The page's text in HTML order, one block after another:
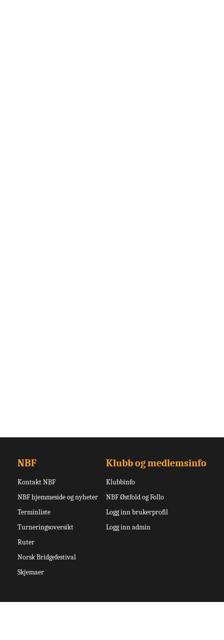
NBF
Kontakt NBF
NBF hjemmeside og nyheter
Terminliste
Turneringsoversikt
Ruter
Norsk Bridgefestival
Skjemaer
Klubb og medlemsinfo
Klubbinfo
NBF Østfold og Follo
Logg inn brukerprofil
Logg inn admin